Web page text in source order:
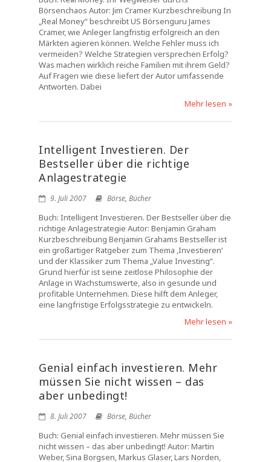
Börsenchaos Autor: Jim Cramer Kurzbeschreibung In
„Real Money“ beschreibt US Börsenguru James
Cramer, wie Anleger langfristig erfolgreich an den
Märkten agieren können. Welche Fehler muss ich
vermeiden? Welche Strategien versprechen Erfolg?
Was machen wirklich reiche Familien mit ihrem Geld?
Auf Fragen wie diese liefert der Autor umfassende
Antworten. Dabei
Mehr lesen »
Intelligent Investieren. Der
Bestseller über die richtige
Anlagestrategie
9. Juli 2007 Börse, Bücher
Buch: Intelligent Investieren. Der Bestseller über die
richtige Anlagestrategie Autor: Benjamin Graham
Kurzbeschreibung Benjamin Grahams Bestseller ist
ein großartiger Ratgeber zum Thema ‚Investieren‘
und der Klassiker zum Thema „Value Investing“.
Grund hierfür ist seine zeitlose Philosophie der
Anlage in Wachstumswerte, also in gesunde und
profitable Unternehmen. Diese hilft dem Anleger,
eine langfristige Erfolgsstrategie zu entwickeln.
Mehr lesen »
Genial einfach investieren. Mehr
müssen Sie nicht wissen – das
aber unbedingt!
8. Juli 2007 Börse, Bücher
Buch: Genial einfach investieren. Mehr müssen Sie
nicht wissen – das aber unbedingt! Autor: Martin
Weber, Sina Borgsen, Markus Glaser, Lars Norden,